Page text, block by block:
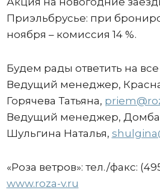
Приэльбрусье: при
ноября – комиссия 14 %.
Будем рады ответить на
Ведущий менеджер,
Горячева Татьяна,
Ведущий менеджер,
Шульгина Наталья,
«Роза ветров»: тел./факс:
www.roza-v.ru